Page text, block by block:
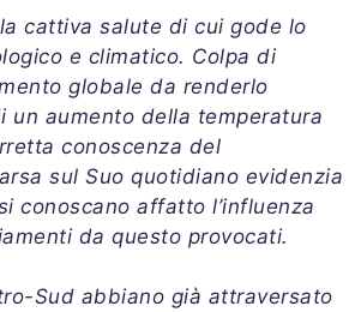
cattiva salute di cui gode lo
e climatico. Colpa di
globale da renderlo
un aumento della temperatura
conoscenza del
sul Suo quotidiano evidenzia
conoscano affatto l’influenza
da questo provocati.
Sud abbiano già attraversato